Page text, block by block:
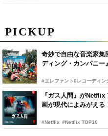
PICKUP
奇妙で自由な音楽家集
ディング・カンパニー
#エレファント6レコーディン
『ガス人間』が
画が現代によみがえる
#Netflix #Netflix TOP10